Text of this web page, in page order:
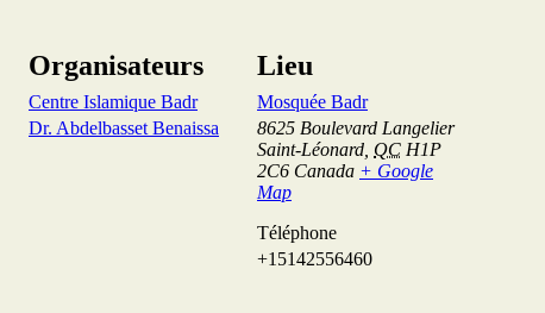
Organisateurs
Centre Islamique Badr
Dr. Abdelbasset Benaissa
Lieu
Mosquée Badr
8625 Boulevard Langelier
Saint-Léonard QC H1P
2C6 Canada + Google
Map
Téléphone
+15142556460